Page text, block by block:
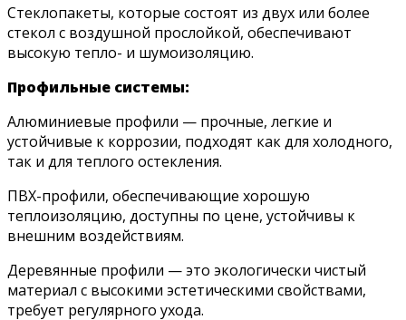
Стеклопакеты, которые состоят из двух или более
стекол с воздушной прослойкой, обеспечивают
высокую тепло- и шумоизоляцию.
Профильные системы:
Алюминиевые профили — прочные, легкие и
устойчивые к коррозии, подходят как для холодного,
так и для теплого остекления.
ПВХ-профили, обеспечивающие хорошую
теплоизоляцию, доступны по цене, устойчивы к
внешним воздействиям.
Деревянные профили — это экологически чистый
материал с высокими эстетическими свойствами,
требует регулярного ухода.